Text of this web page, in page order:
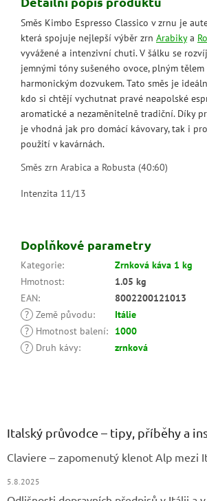
Směs Kimbo Espresso Classico v zrnu je
která spojuje nejlepší výběr zrn Arabikya
vyvážené a intenzivní chuti. V šálku se
jemnými tóny sušeného ovoce, plným
harmonickým dozvukem. Tato směs je
kdo si chtějí vychutnat pravé neapolské
aromatické a nezaměnitelně tradiční. Díky
je vhodná jak pro domácí kávovary, tak i
použití v kavárnách.
Směs zrn Arabica a Robusta (40:60)
Intenzita 11/13
Doplňkové parametry
Kategorie:
Zrnková káva 1 kg
Hmotnost:
1.05 kg
EAN:
8002200121013
? Země původu:
Itálie
?
Hmotnost balení:
1000
?
Druh kávy: zrnková
Italský průvodce – tipy, příběhy a
Claviere – zapomenutý klenot Alp mezi
5.8.2025